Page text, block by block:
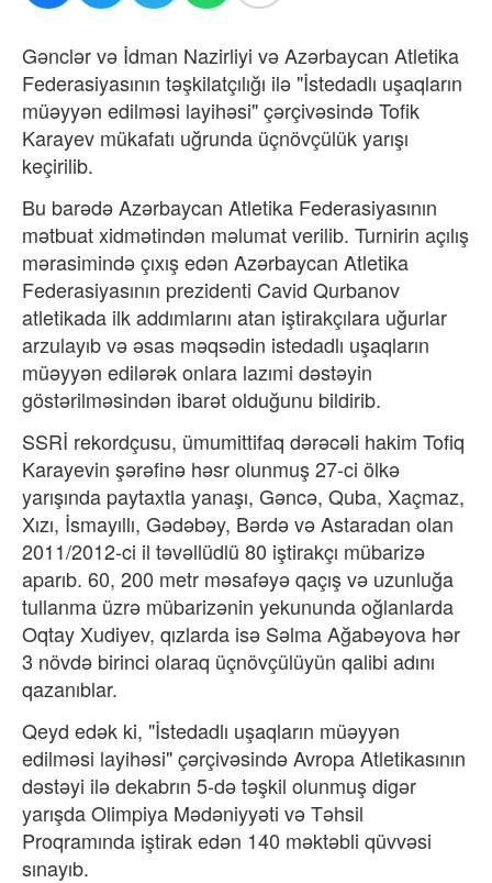
Gənclər və İdman Nazirliyi və Azərbaycan Atletika
Federasiyasının təşkilatçılığı ilə "İstedadlı uşaqların
müəyyən edilməsi layihəsi" çərçivəsində Tofik
Karayev mükafatı uğrunda üçnövçülük yarışı
keçirilib.
Bu barədə Azərbaycan Atletika Federasiyasının
mətbuat xidmətindən məlumat verilib. Turnirin açılış
mərasimində çıxış edən Azərbaycan Atletika
Federasiyasının prezidenti Cavid Qurbanov
atletikada ilk addımlarını atan iştirakçılara uğurlar
arzulayıb və əsas məqsədin istedadlı uşaqların
müəyyən edilərək onlara lazımi dəstəyin
göstərilməsindən ibarət olduğunu bildirib.
SSRİ rekordçusu, ümumittifaq dərəcəli hakim Tofiq
Karayevin şərəfinə həsr olunmuş 27-ci ölkə
yarışında paytaxtla yanaşı, Gəncə, Quba, Xaçmaz,
Xızı, İsmayıllı, Gədəbəy, Bərdə və Astaradan olan
2011/2012-ci il təvəllüdlü 80 iştirakçı mübarizə
aparıb. 60, 200 metr məsafəyə qaçış və uzunluğa
tullanma üzrə mübarizənin yekununda oğlanlarda
Oqtay Xudiyev, qızlarda isə Səlma Ağabəyova hər
3 növdə birinci olaraq üçnövçülüyün qalibi adını
qazanıblar.
Qeyd edək ki, "İstedadlı uşaqların müəyyən
edilməsi layihəsi" çərçivəsində Avropa Atletikasının
dəstəyi ilə dekabrın 5-də təşkil olunmuş digər
yarışda Olimpiya Mədəniyyəti və Təhsil
Proqramında iştirak edən 140 məktəbli qüvvəsi
sınayıb.